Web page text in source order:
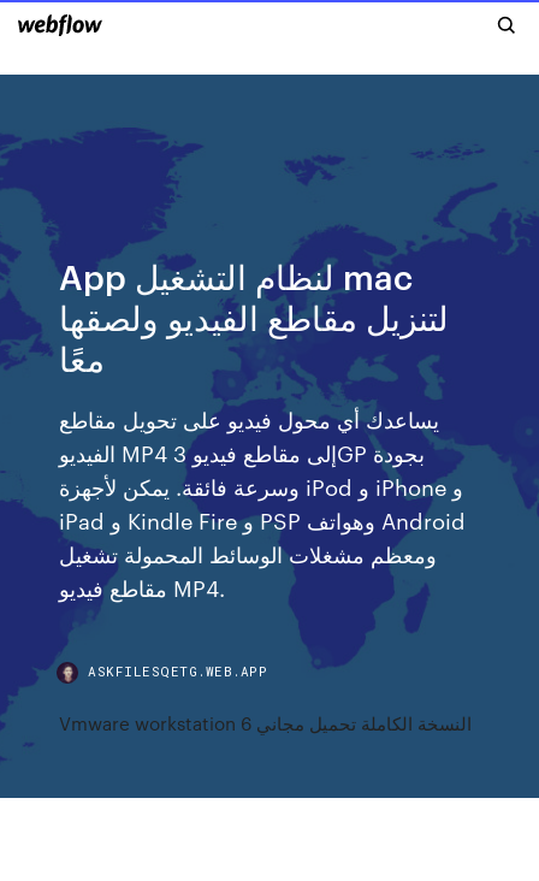
App لنظام التشغيل mac
لتنزيل مقاطع الفيديو ولصقها
معًا
يساعدك أي محول فيديو على تحويل مقاطع
الفيديو MP4 إلى مقاطع فيديو 3GP بجودة
وسرعة فائقة. يمكن لأجهزة iPod و iPhone و
iPad و Kindle Fire و PSP وهواتف Android
ومعظم مشغلات الوسائط المحمولة تشغيل
مقاطع فيديو MP4.
ASKFILESQETG.WEB.APP
Vmware workstation 6 النسخة الكاملة تحميل مجاني